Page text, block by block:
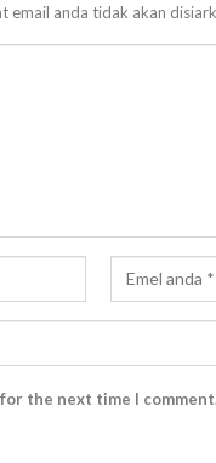
email anda tidak akan
the next time I